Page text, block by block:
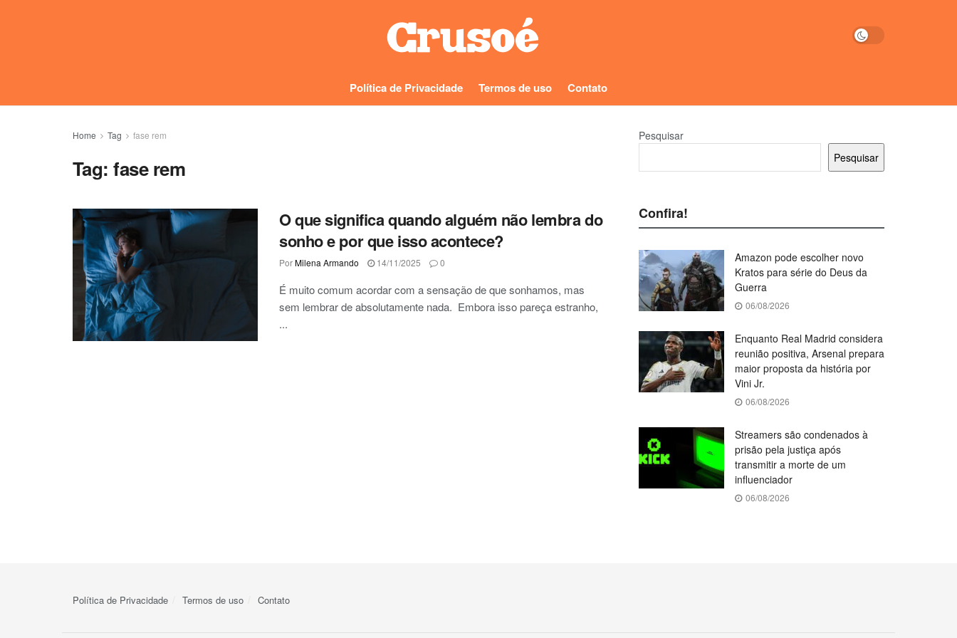
Política de Privacidade Termos de uso Contato
Home Tag fase rem
Tag:fase rem
O que significa quando alguém não lembra do
sonho e por que isso acontece?
PorMilena Armando 14/11/2025 0
É muito comum acordar com a sensação de que sonhamos, mas
sem lembrar de absolutamente nada. Embora isso pareça estranho,
...
Pesquisar
Pesquisar
Confira!
Amazon pode escolher novo
Kratos para série do Deus da
Guerra
06/08/2026
Enquanto Real Madrid considera
reunião positiva, Arsenal prepara
maior proposta da história por
Vini Jr.
06/08/2026
Streamers são condenados à
prisão pela justiça após
transmitir a morte de um
influenciador
06/08/2026
Política de Privacidade Termos de uso Contato